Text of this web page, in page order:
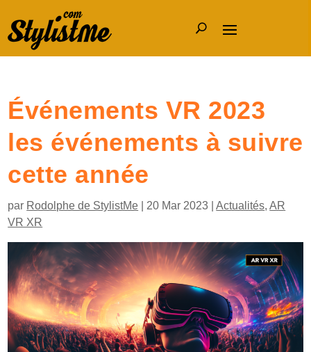
Événements VR 2023
les événements à suivre
cette année
par Rodolphe de StylistMe 20 Mar 2023 |Actualités,AR
VR XR